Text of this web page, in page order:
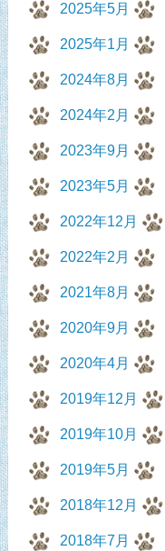
2025年5月
2025年1月
2024年8月
2024年2月
2023年9月
2023年5月
2022年12月
2022年2月
2021年8月
2020年9月
2020年4月
2019年12月
2019年10月
2019年5月
2018年12月
2018年7月